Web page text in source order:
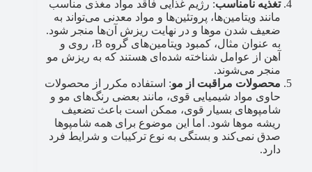
تغذیه نامناسب: رژیم غذایی فاقد مواد مغذی مناسب
مانند ویتامین‌ها، پروتئین‌ها و مواد معدنی می‌تواند به
ضعیف شدن موها و در نهایت ریزش آن‌ها منجر شود.
به عنوان مثال، کمبود ویتامین‌های گروه B، روی و
آهن از عوامل شناخته شده‌ای هستند که به ریزش مو
منجر می‌شوند.
محصولات مراقبت از مو: استفاده مکرر از محصولات
حاوی مواد شیمیایی قوی، مانند بعضی رنگ‌های مو و
شامپوهای بسیار قوی، ممکن است باعث تضعیف
ریشه موها شود. اما این موضوع برای همه شامپوها
صدق نمی‌کند و بستگی به نوع ترکیبات و شرایط فرد
دارد.